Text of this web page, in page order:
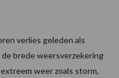
verlies geleden als
brede weersverzekering
weer zoals storm,